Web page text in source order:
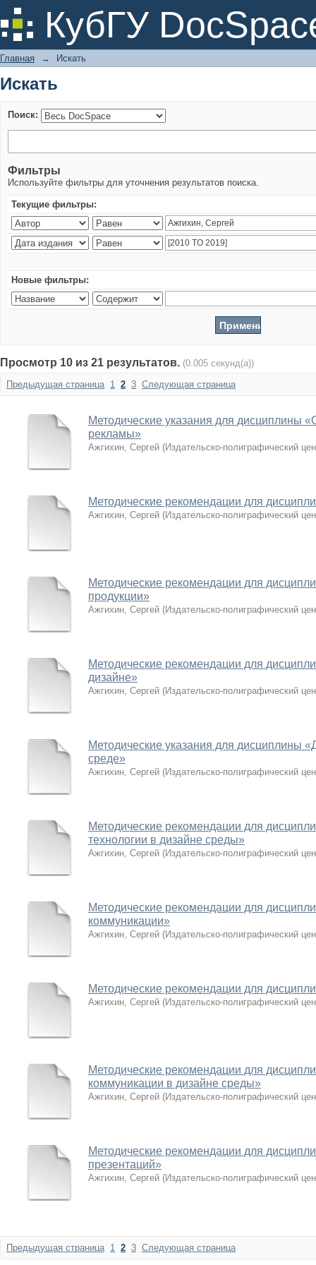
КубГУ
Искать
Главная → Искать
Искать
Поиск:
Фильтры
Используйте фильтры для уточнения результатов поиска.
Текущие фильтры:
Новые фильтры:
Просмотр 10 из 21 результатов. (0.005 секунд(а))
Предыдущая страница 1 2 3 Следующая страница
Методические указания для дисциплины
рекламы»
Ажгихин, Сергей (Издательско-полиграфический
Методические рекомендации для
Ажгихин, Сергей (Издательско-полиграфический
Методические рекомендации для
продукции»
Ажгихин, Сергей (Издательско-полиграфический
Методические рекомендации для
дизайне»
Ажгихин, Сергей (Издательско-полиграфический
Методические указания для дисциплины
среде»
Ажгихин, Сергей (Издательско-полиграфический
Методические рекомендации для
технологии в дизайне среды»
Ажгихин, Сергей (Издательско-полиграфический
Методические рекомендации для
коммуникации»
Ажгихин, Сергей (Издательско-полиграфический
Методические рекомендации для
Ажгихин, Сергей (Издательско-полиграфический
Методические рекомендации для
коммуникации в дизайне среды»
Ажгихин, Сергей (Издательско-полиграфический
Методические рекомендации для
презентаций»
Ажгихин, Сергей (Издательско-полиграфический
Предыдущая страница 1 2 3 Следующая страница